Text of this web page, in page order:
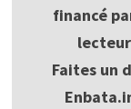
financé
Faites un